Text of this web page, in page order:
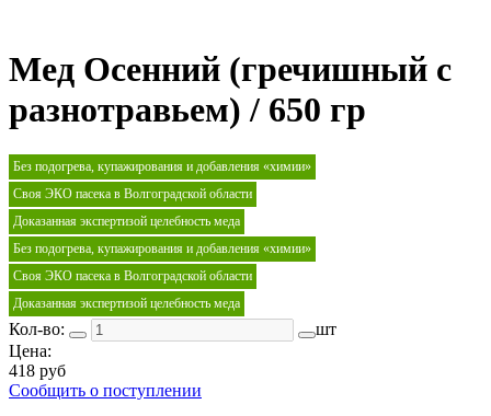
Мед Осенний (гречишный с
разнотравьем) / 650 гр
Без подогрева, купажирования и добавления «химии»
Своя ЭКО пасека в Волгоградской области
Доказанная экспертизой целебность меда
Без подогрева, купажирования и добавления «химии»
Своя ЭКО пасека в Волгоградской области
Доказанная экспертизой целебность меда
Кол-во:
шт
Цена:
418 руб
Сообщить о поступлении